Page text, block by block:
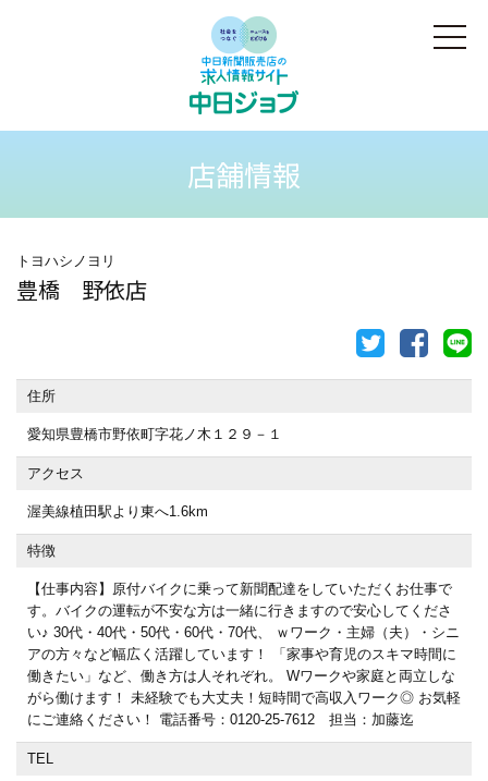
店舗情報
トヨハシノヨリ
豊橋 野依店
住所
愛知県豊橋市野依町字花ノ木１２９－１
アクセス
渥美線植田駅より東へ1.6km
特徴
【仕事内容】原付バイクに乗って新聞配達をしていただくお仕事で
す。バイクの運転が不安な方は一緒に行きますので安心してくださ
い♪ 30代・40代・50代・60代・70代、 ｗワーク・主婦（夫）・シニ
アの方々など幅広く活躍しています！ 「家事や育児のスキマ時間に
働きたい」など、働き方は人それぞれ。 Wワークや家庭と両立しな
がら働けます！ 未経験でも大丈夫！短時間で高収入ワーク◎ お気軽
にご連絡ください！ 電話番号：0120-25-7612 担当：加藤迄
TEL